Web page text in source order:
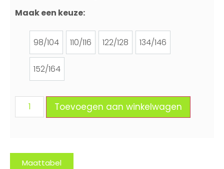
Maak een keuze:
98/104
98/104
110/116
110/116
122/128
122/128
134/146
134/146
152/164
152/164
Toevoegen aan winkelwagen
Maattabel